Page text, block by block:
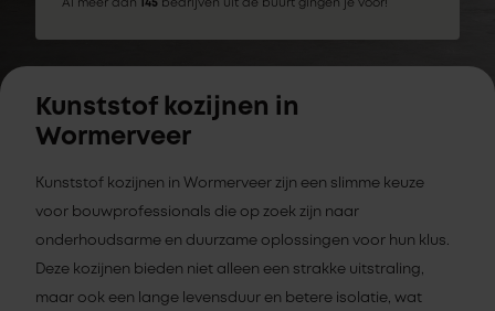
Al meer dan 145 bedrijven uit de buurt gingen je voor!
Kunststof kozijnen in
Wormerveer
Kunststof kozijnen in Wormerveer zijn een slimme keuze
voor bouwprofessionals die op zoek zijn naar
onderhoudsarme en duurzame oplossingen voor hun klus.
Deze kozijnen bieden niet alleen een strakke uitstraling,
maar ook een lange levensduur en betere isolatie, wat